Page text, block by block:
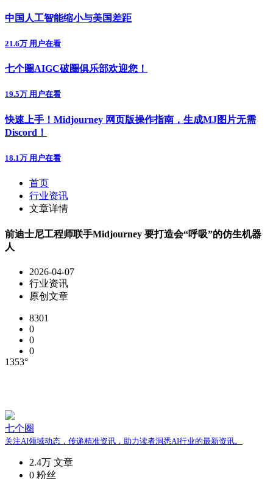
中国人工智能缩小与美国差距
21.6万 用户在看
七个圈AIGC破圈俱乐部欢迎您！
19.5万 用户在看
快速上手！Midjourney 网页版操作指南，生成MJ图片无需
Discord！
18.1万 用户在看
首页
行业资讯
文章详情
前迪士尼工程师联手Midjourney 要打造会“呼吸”的仿生机器
人
2026-04-07
行业资讯
原创文章
8301
0
0
0
1353°
七个圈
关注AI领域动态，传递精准资讯，助力读者洞悉AI行业的最新资讯。
2.4万 文章
0 粉丝